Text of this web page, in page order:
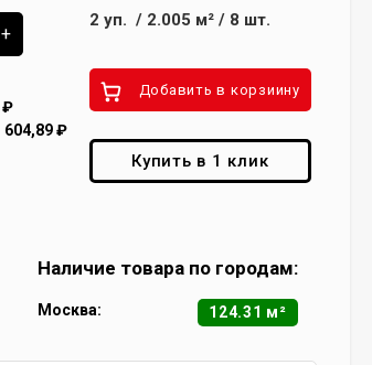
+
₽
604,89₽
2 уп. / 2.005 м²/ 8 шт.
Добавить в корзиину
Купить в 1 клик
Наличие товара по городам:
Москва: 124.31 м²